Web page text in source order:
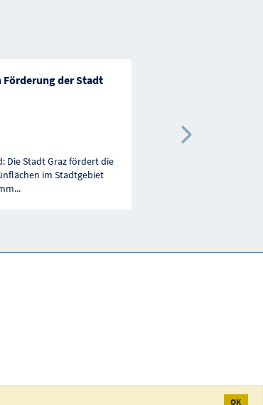
der Stadt
Die Stadt Graz fördert die
im Stadtgebiet
...
Villach
Nächste
OK